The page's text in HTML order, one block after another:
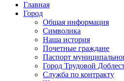
Главная
Город
Общая информация
Символика
Наша история
Почетные граждане
Паспорт
Город Трудовой
Служба по контракту